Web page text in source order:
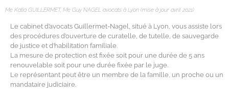
Me Katia GUILLERMET, Me Guy NAGEL avocats à Lyon (mise à jour avril 2021)
Le cabinet d’avocats Guillermet-Nagel, situé à Lyon, vous assiste lors
des procédures d’ouverture de curatelle, de tutelle, de sauvegarde
de justice et d’habilitation familiale.
La mesure de protection est fixée soit pour une durée de 5 ans
renouvelable soit pour une durée fixée par le juge.
Le représentant peut être un membre de la famille, un proche ou un
mandataire judiciaire.